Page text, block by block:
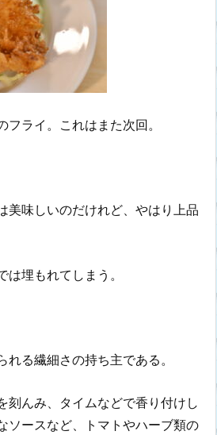
フライ。これはまた次回。
美味しいのだけれど、やはり上品
埋もれてしまう。
る繊細さの持ち主である。
刻んみ、タイムなどで香り付けし
ソースなど、トマトやハーブ類の